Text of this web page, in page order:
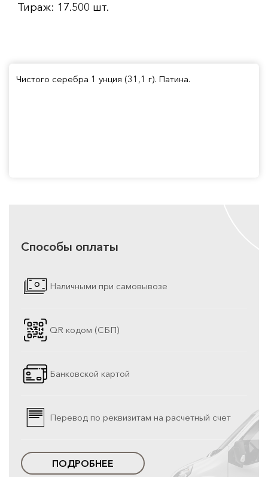
Тираж: 17.500 шт.
Чистого серебра 1 унция (31,1 г). Патина.
Способы оплаты
Наличными при самовывозе
QR кодом (СБП)
Банковской картой
Перевод по реквизитам на расчетный счет
ПОДРОБНЕЕ